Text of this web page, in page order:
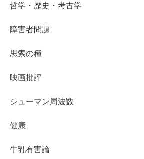
哲学・歴史・考古学
障害者問題
思索の種
映画批評
シューマン周波数
健康
牛乳有害論